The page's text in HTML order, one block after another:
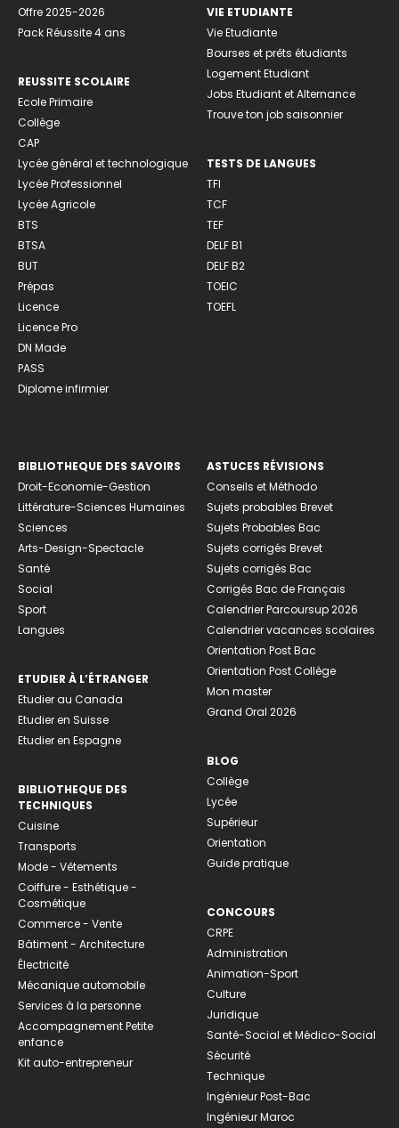
Offre 2025-2026
Pack Réussite 4 ans
REUSSITE SCOLAIRE
Ecole Primaire
Collège
CAP
Lycée général et technologique
Lycée Professionnel
Lycée Agricole
BTS
BTSA
BUT
Prépas
Licence
Licence Pro
DN Made
PASS
Diplome infirmier
VIE ETUDIANTE
Vie Etudiante
Bourses et prêts étudiants
Logement Etudiant
Jobs Etudiant et Alternance
Trouve ton job saisonnier
TESTS DE LANGUES
TFI
TCF
TEF
DELF B1
DELF B2
TOEIC
TOEFL
BIBLIOTHEQUE DES SAVOIRS
Droit-Economie-Gestion
Littérature-Sciences Humaines
Sciences
Arts-Design-Spectacle
Santé
Social
Sport
Langues
ETUDIER À L’ÉTRANGER
Etudier au Canada
Etudier en Suisse
Etudier en Espagne
BIBLIOTHEQUE DES
TECHNIQUES
Cuisine
Transports
Mode - Vêtements
Coiffure - Esthétique -
Cosmétique
Commerce - Vente
Bâtiment - Architecture
Électricité
Mécanique automobile
Services à la personne
Accompagnement Petite
enfance
Kit auto-entrepreneur
ASTUCES RÉVISIONS
Conseils et Méthodo
Sujets probables Brevet
Sujets Probables Bac
Sujets corrigés Brevet
Sujets corrigés Bac
Corrigés Bac de Français
Calendrier Parcoursup 2026
Calendrier vacances scolaires
Orientation Post Bac
Orientation Post Collège
Mon master
Grand Oral 2026
BLOG
Collège
Lycée
Supérieur
Orientation
Guide pratique
CONCOURS
CRPE
Administration
Animation-Sport
Culture
Juridique
Santé-Social et Médico-Social
Sécurité
Technique
Ingénieur Post-Bac
Ingénieur Maroc